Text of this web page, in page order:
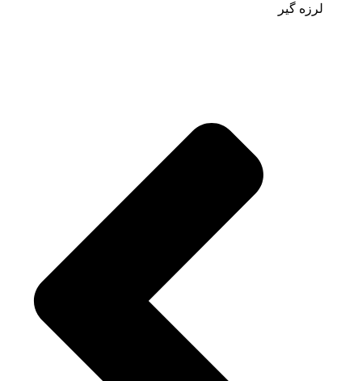
لرزه گیر